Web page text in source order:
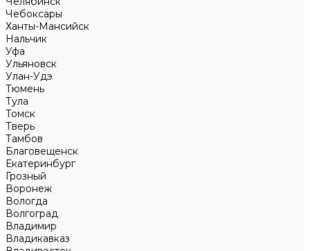
Чебоксары
Ханты-Мансийск
Нальчик
Уфа
Ульяновск
Улан-Удэ
Тюмень
Тула
Томск
Тверь
Тамбов
Благовещенск
Екатеринбург
Грозный
Воронеж
Вологда
Волгоград
Владимир
Владикавказ